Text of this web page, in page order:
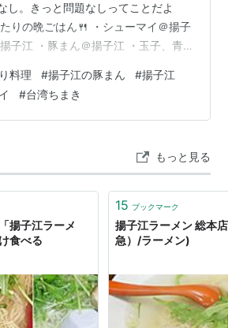
し。きっと問題なしってことだよ
りの晩ごはん🍴 ・シューマイ＠揚子
子江 ・豚まん＠揚子江 ・玉子、青
り風味たくあん漬 ・りんご（サンふ
揚子江で買ったシューマイとちまき
。 シューマイはにんじんと玉ねぎが
まきは豚肉としいたけが２切れゴロ
で味濃い…
料理 #揚子江の豚まん #揚子江
#台湾ちまき
もっと見る
揚子江ラーメ
食べる
15 ブックマーク
揚子江ラーメン 総本
急）/ラーメン)